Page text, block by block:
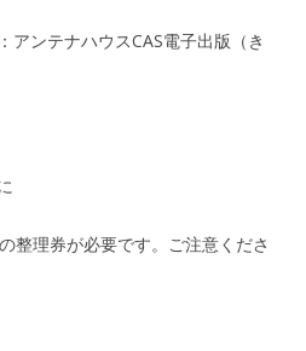
アンテナハウスCAS電子出版（き
整理券が必要です。ご注意くださ